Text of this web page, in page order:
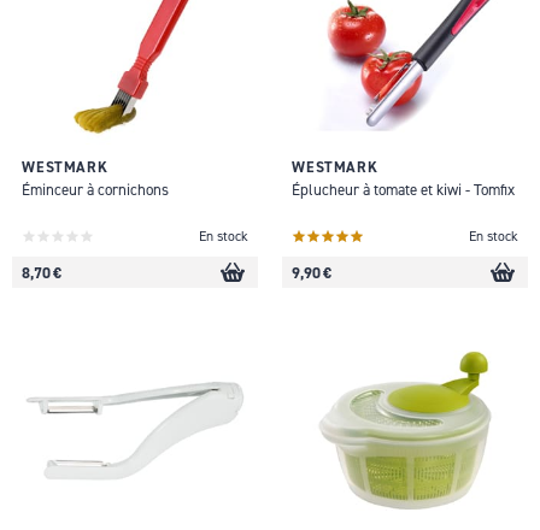
WESTMARK
Éminceur à cornichons
En stock
8,70 €
WESTMARK
Éplucheur à tomate et kiwi - Tomfix
En stock
9,90 €